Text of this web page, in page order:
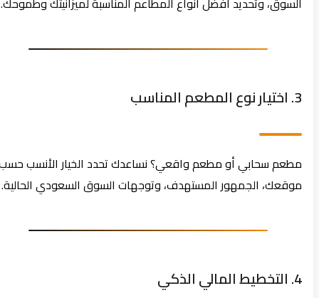
مطعم سحابي أو مطعم واقعي؟ نساعدك تحدد الخيار الأنسب حسب
موقعك، الجمهور المستهدف، وتوجهات السوق السعودي الحالية.